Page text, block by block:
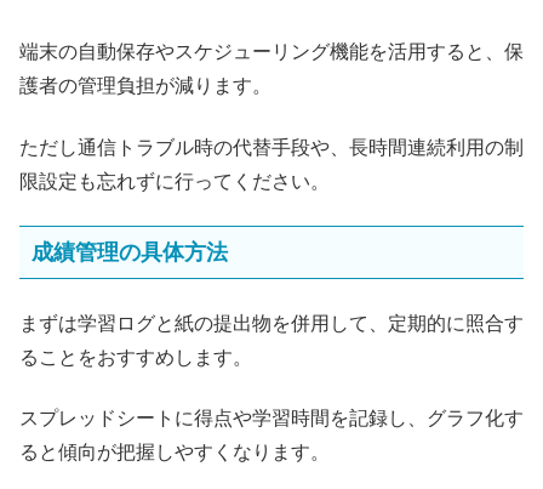
端末の自動保存やスケジューリング機能を活用すると、保
護者の管理負担が減ります。
ただし通信トラブル時の代替手段や、長時間連続利用の制
限設定も忘れずに行ってください。
成績管理の具体方法
まずは学習ログと紙の提出物を併用して、定期的に照合す
ることをおすすめします。
スプレッドシートに得点や学習時間を記録し、グラフ化す
ると傾向が把握しやすくなります。